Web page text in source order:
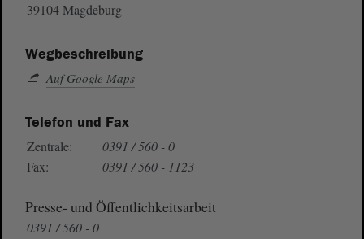
39104 Magdeburg
Wegbeschreibung
Auf Google Maps
Telefon und Fax
Zentrale:
0391 / 560 - 0
Fax:
0391 / 560 - 1123
Presse- und Öffentlichkeitsarbeit
0391 / 560 - 0